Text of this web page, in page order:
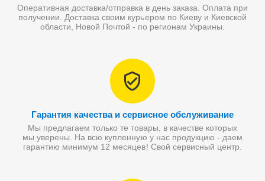
Оперативная доставка/отправка в день заказа. Оплата при
получении. Доставка своим курьером по Киеву и Киевской
области, Новой Почтой - по регионам Украины.
Гарантия качества и сервисное обслуживание
Мы предлагаем только те товары, в качестве которых
мы уверены. На всю купленную у нас продукцию - даем
гарантию минимум 12 месяцев! Свой сервисный центр.